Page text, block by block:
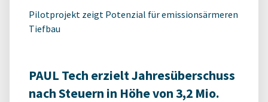
Pilotprojekt zeigt Potenzial für emissionsärmeren
Tiefbau
PAUL Tech erzielt Jahresüberschuss
nach Steuern in Höhe von 3,2 Mio.